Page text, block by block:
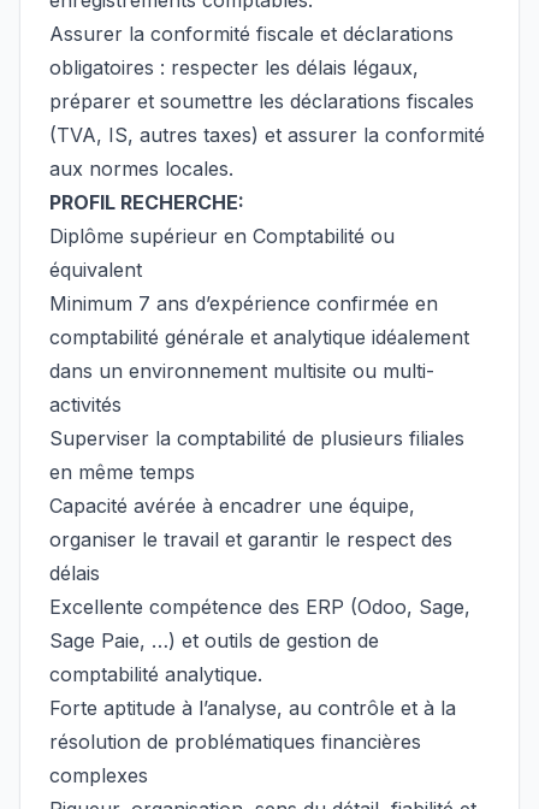
Assurer la conformité fiscale et déclarations
obligatoires : respecter les délais légaux,
préparer et soumettre les déclarations fiscales
(TVA, IS, autres taxes) et assurer la conformité
aux normes locales.
PROFIL RECHERCHE:
Diplôme supérieur en Comptabilité ou
équivalent
Minimum 7 ans d’expérience confirmée en
comptabilité générale et analytique idéalement
dans un environnement multisite ou multi-
activités
Superviser la comptabilité de plusieurs filiales
en même temps
Capacité avérée à encadrer une équipe,
organiser le travail et garantir le respect des
délais
Excellente compétence des ERP (Odoo, Sage,
Sage Paie, …) et outils de gestion de
comptabilité analytique.
Forte aptitude à l’analyse, au contrôle et à la
résolution de problématiques financières
complexes